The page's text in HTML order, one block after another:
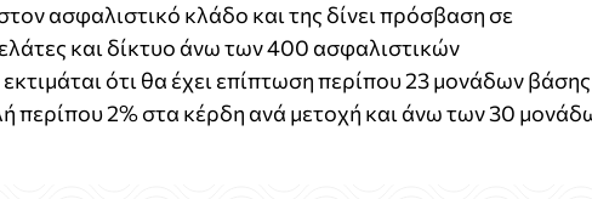
ασφαλιστικό κλάδο και της δίνει πρόσβαση σε
και δίκτυο άνω των 400 ασφαλιστικών
ότι θα έχει επίπτωση περίπου 23 μονάδων βάσης
περίπου 2% στα κέρδη ανά μετοχή και άνω των 30